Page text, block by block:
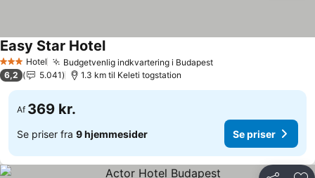
3 StjernerHotel Budgetvenlig indkvartering i Budapest
Easy Star Hotel
6,2 5.041 1.3 km til Keleti togstation
Af 369 kr.
Se priser fra 9 hjemmesider Se priser